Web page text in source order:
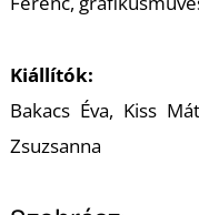
Kiállítók:
Bakacs Éva, Kiss
Zsuzsanna